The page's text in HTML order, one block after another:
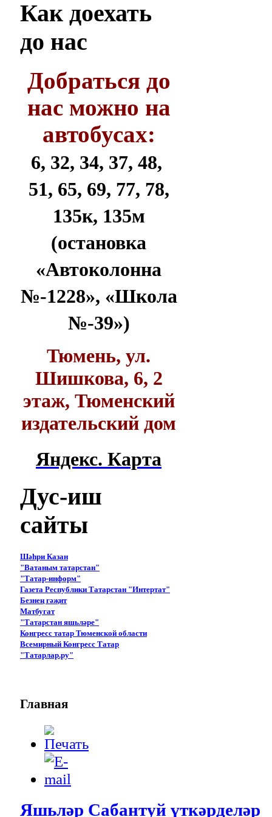
Как доехать
до нас
Добраться до
нас можно на
автобусах:
6, 32, 34, 37, 48,
51, 65, 69, 77, 78,
135к, 135м
(остановка
«Автоколонна
№-1228», «Школа
№-39»)
Тюмень, ул.
Шишкова, 6, 2
этаж, Тюменский
издательский дом
Яндекс. Карта
Дус-иш
сайты
Шәһри Казан
"Ватаным татарстан"
"Татар-информ"
Газета Республики Татарстан "Интертат"
Безнең гәҗит
Матбугат
"Татарстан яшьләре"
Конгресс татар Тюменской области
Всемирный Конгресс Татар
"Татарлар.ру"
Главная
Яшьләр Сабантуй үткәрделәр